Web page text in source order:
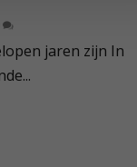
jaren zijn In